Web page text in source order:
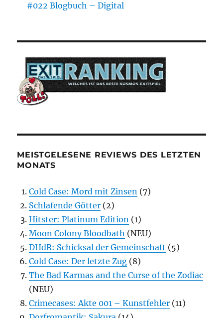
#022 Blogbuch – Digital
MEISTGELESENE REVIEWS DES LETZTEN
MONATS
Cold Case: Mord mit Zinsen (7)
Schlafende Götter (2)
Hitster: Platinum Edition (1)
Moon Colony Bloodbath (NEU)
DHdR: Schicksal der Gemeinschaft (5)
Cold Case: Der letzte Zug (8)
The Bad Karmas and the Curse of the Zodiac
(NEU)
Crimecases: Akte 001 – Kunstfehler (11)